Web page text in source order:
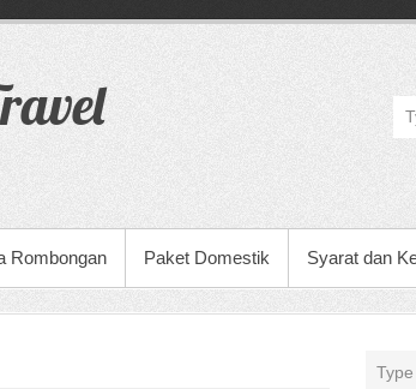
Rombongan Paket Domestik Syarat dan